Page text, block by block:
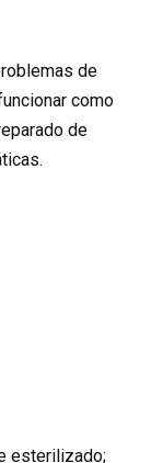
de
como
de
esterilizado;